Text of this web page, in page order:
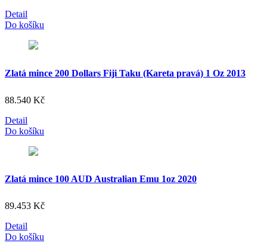
Detail
Do košíku
Zlatá mince 200 Dollars Fiji Taku (Kareta pravá) 1 Oz 2013
88.540 Kč
Detail
Do košíku
Zlatá mince 100 AUD Australian Emu 1oz 2020
89.453 Kč
Detail
Do košíku